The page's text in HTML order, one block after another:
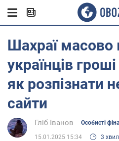
Шахраї
українців гроші
як розпізнати
сайти
Гліб Іванов Особисті
15.01.2025 15:34 3